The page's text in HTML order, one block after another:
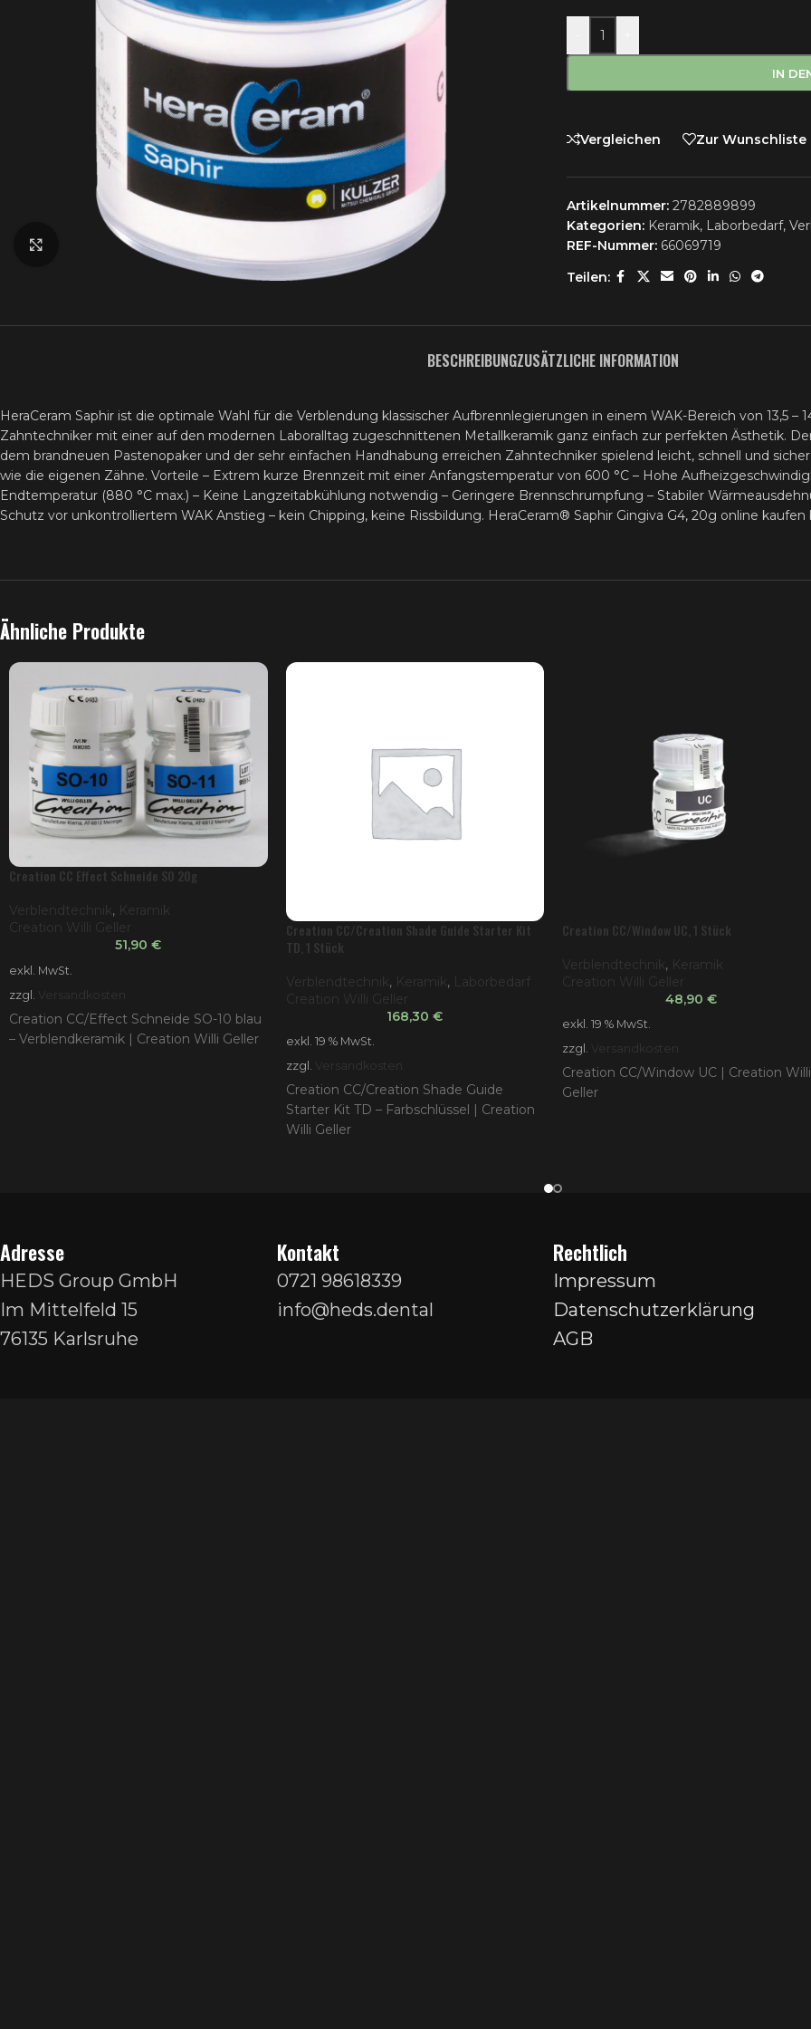
Klick zum Vergrößern
IN
Vergleichen Zur Wunschliste
Artikelnummer: 2782889899
Kategorien: Keramik, Laborbedarf,
REF-Nummer: 66069719
Teilen:
BESCHREIBUNGZUSÄTZLICHE INFORMATION
HeraCeram Saphir ist die optimale Wahl für die Verblendung klassischer Aufbrennlegierungen in einem WAK-Bereich von 13,5 –
Zahntechniker mit einer auf den modernen Laboralltag zugeschnittenen Metallkeramik ganz einfach zur perfekten Ästhetik.
dem brandneuen Pastenopaker und der sehr einfachen Handhabung erreichen Zahntechniker spielend leicht, schnell und
wie die eigenen Zähne. Vorteile – Extrem kurze Brennzeit mit einer Anfangstemperatur von 600 °C – Hohe
Endtemperatur (880 °C max.) – Keine Langzeitabkühlung notwendig – Geringere Brennschrumpfung – Stabiler
Schutz vor unkontrolliertem WAK Anstieg – kein Chipping, keine Rissbildung. HeraCeram® Saphir Gingiva G4, 20g online kaufen
Ähnliche Produkte
Creation CC Effect Schneide SO 20g
Verblendtechnik , Keramik
Creation Willi Geller
51,90€
exkl. MwSt.
zzgl. Versandkosten
Creation CC/Effect Schneide SO-10 blau
– Verblendkeramik | Creation Willi Geller
Creation CC/Creation Shade Guide Starter Kit
TD, 1 Stück
Verblendtechnik , Keramik ,
Laborbedarf
Creation Willi Geller
168,30€
exkl. 19 % MwSt.
zzgl. Versandkosten
Creation CC/Creation Shade Guide
Starter Kit TD – Farbschlüssel | Creation
Willi Geller
Creation CC/Window UC, 1 Stück
Verblendtechnik , Keramik
Creation Willi Geller
48,90€
exkl. 19 % MwSt.
zzgl. Versandkosten
Creation CC/Window UC | Creation Willi
Geller
Adresse
HEDS Group GmbH
Im Mittelfeld 15
76135 Karlsruhe
Kontakt
0721 98618339
info@heds.dental
Rechtlich
Impressum
Datenschutzerklärung
AGB